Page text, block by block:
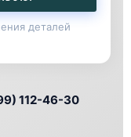
деталей
112-46-30